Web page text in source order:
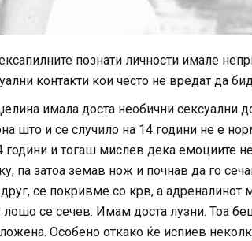
познати личности имале
контакти кои често не вредат да
имала доста необични сексуални
што и се случило на 14 години не е
и тогаш мислев дека емоциите
па затоа земав нож и почнав да го
се покривме со крв, а
лошо се сечев. Имам доста лузни. Тоа
Особено откако ќе испиев